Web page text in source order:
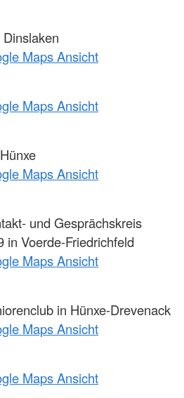
Maps Ansicht
Maps Ansicht
Maps Ansicht
und Gesprächskreis
in Voerde-Friedrichfeld
Maps Ansicht
in Hünxe-Drevenack
Maps Ansicht
Maps Ansicht